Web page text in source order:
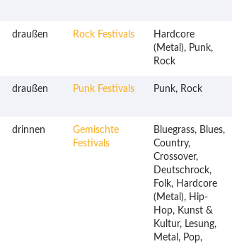
draußen Rock Festivals
Hardcore
(Metal), Punk,
Rock
draußen Punk Festivals Punk, Rock
drinnen
Gemischte
Festivals
Bluegrass, Blues,
Country,
Crossover,
Deutschrock,
Folk, Hardcore
(Metal), Hip-
Hop, Kunst &
Kultur, Lesung,
Metal, Pop,